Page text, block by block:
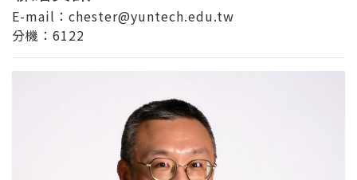
E-mail：chester@yuntech.edu.tw
分機 ：6122